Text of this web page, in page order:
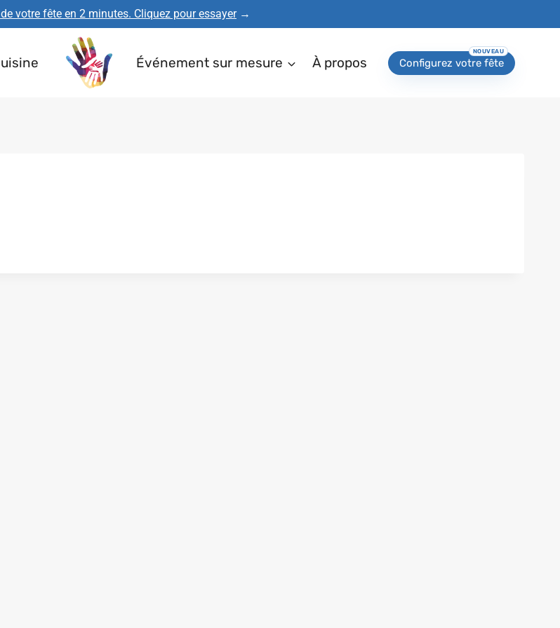
votre fête en 2 minutes. Cliquez pour essayer→
Événement sur mesure À propos Configurez votre fête